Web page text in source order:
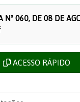
Nº 060, DE 08 DE
ACESSO RÁPIDO